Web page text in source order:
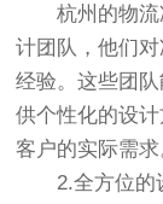
杭州的物流
计团队，他们
经验。这些团
供个性化的设
客户的实际需求
2.全方位的